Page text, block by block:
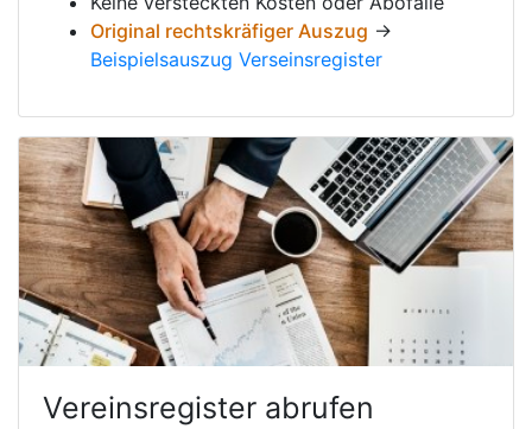
Original rechtskräfiger Auszug →
Beispielsauszug Verseinsregister
Vereinsregister abrufen